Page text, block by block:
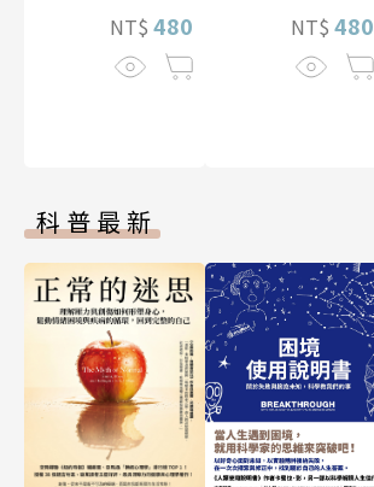
NT$ 480 NT$ 480
科普最新